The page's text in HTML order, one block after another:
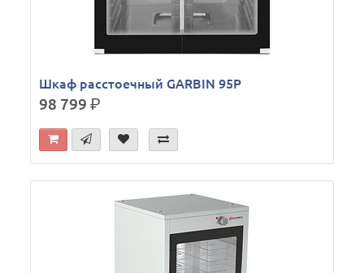
Шкаф расстоечный GARBIN 95P
98 799р.